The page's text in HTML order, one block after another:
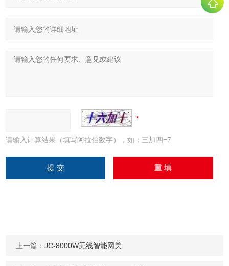
请输入计算结果（填写阿拉伯数字），如：三加四=7
上一篇：JC-8000W无线智能网关